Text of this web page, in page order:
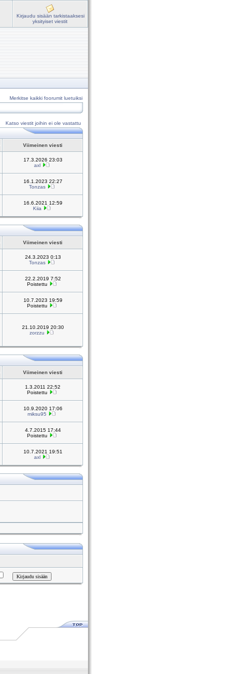
Kirjaudu sisään tarkistaaksesi
yksityiset viestit
Merkitse kaikki foorumit luetuiksi
Katso viestit joihin ei ole vastattu
Viimeinen viesti
17.3.2026 23:03
axl
16.1.2023 22:27
Tonzas
16.6.2021 12:59
Kiia
Viimeinen viesti
24.3.2023 0:13
Tonzas
22.2.2019 7:52
Poistettu
10.7.2023 19:59
Poistettu
21.10.2019 20:30
zorzzu
Viimeinen viesti
1.3.2011 22:52
Poistettu
10.9.2020 17:06
miksu95
4.7.2015 17:44
Poistettu
10.7.2021 19:51
axl